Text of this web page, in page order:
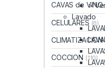
>
Lavado
CAVAS de VINO
CELULARES (6)
CLIMATIZACION
COCCION (110)